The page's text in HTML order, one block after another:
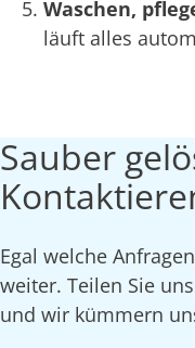
Waschen,
läuft alles
Sauber
Egal welche
weiter. Teilen Sie
und wir kümmern